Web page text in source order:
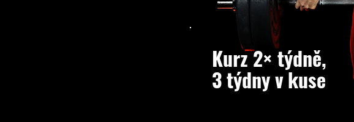
Kurz 2× týdně,
3 týdny v kuse